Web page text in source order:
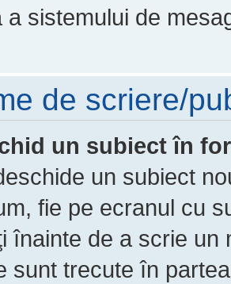
a sistemului de
de scriere/
un subiect în
un subiect
fie pe ecranul cu
înainte de a scrie un
sunt trecute în